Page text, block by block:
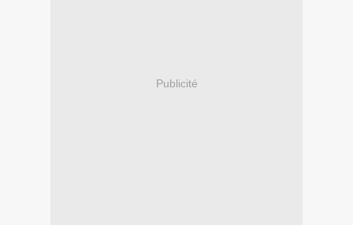
Publicité